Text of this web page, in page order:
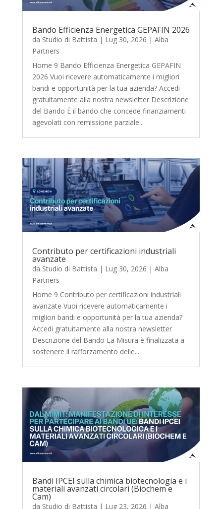
Bando Efficienza Energetica GEPAFIN 2026
da Studio di Battista | Lug 30, 2026 | Alba
Partners
Home 9 Bando Efficienza Energetica GEPAFIN
2026 Vuoi ricevere automaticamente i migliori
bandi e opportunità per la tua azienda? Accedi
gratuitamente alla nostra newsletter Descrizione
del Bando È il bando che concede finanziamenti
agevolati con remissione parziale...
Contributo per certificazioni industriali
avanzate
da Studio di Battista | Lug 30, 2026 | Alba
Partners
Home 9 Contributo per certificazioni industriali
avanzate Vuoi ricevere automaticamente i
migliori bandi e opportunità per la tua azienda?
Accedi gratuitamente alla nostra newsletter
Descrizione del Bando La Misura è finalizzata a
sostenere il rafforzamento delle...
Bandi IPCEI sulla chimica biotecnologia e i
materiali avanzati circolari (Biochem e
Cam)
da Studio di Battista | Lug 23, 2026 | Alba